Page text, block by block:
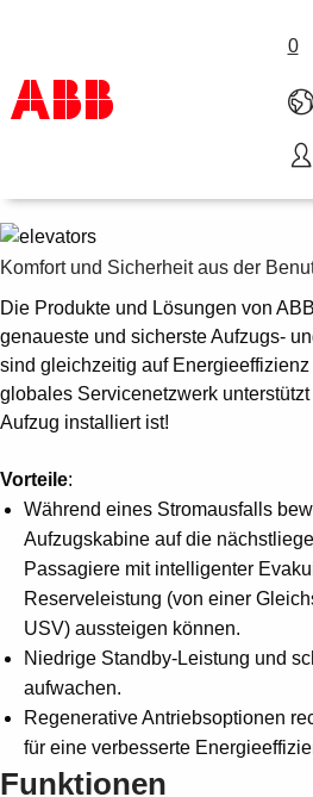
0
Produkte und Leistungen
Vertriebspartner finden
Kontakt
Karriere
Aufzüge und
Komfort und Sicherheit aus der
Die Produkte und Lösungen von
genaueste und sicherste Aufzugs-
sind gleichzeitig auf
globales Servicenetzwerk
Aufzug installiert ist!
Vorteile:
Während eines Stromausfalls
Aufzugskabine auf die
Passagiere mit intelligenter
Reserveleistung (von einer
USV) aussteigen können.
Niedrige Standby-Leistung und
aufwachen.
Regenerative Antriebsoptionen
für eine verbesserte
Funktionen